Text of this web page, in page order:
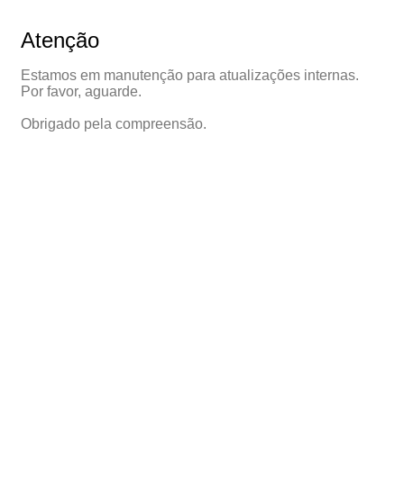
Atenção
Estamos em manutenção para atualizações internas.
Por favor, aguarde.
Obrigado pela compreensão.